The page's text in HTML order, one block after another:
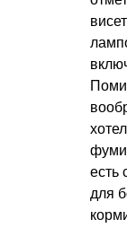
есть
для